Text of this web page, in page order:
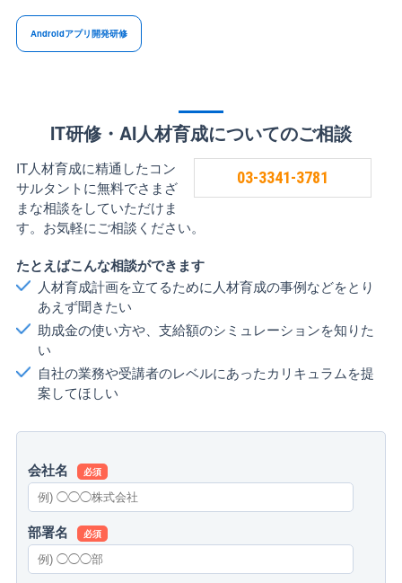
Androidアプリ開発研修
IT研修・AI人材育成についてのご相談
03-3341-3781
IT人材育成に精通したコン
サルタントに無料でさまざ
まな相談をしていただけま
す。お気軽にご相談ください。
たとえばこんな相談ができます
人材育成計画を立てるために人材育成の事例などをとり
あえず聞きたい
助成金の使い方や、支給額のシミュレーションを知りた
い
自社の業務や受講者のレベルにあったカリキュラムを提
案してほしい
会社名 必須
部署名 必須